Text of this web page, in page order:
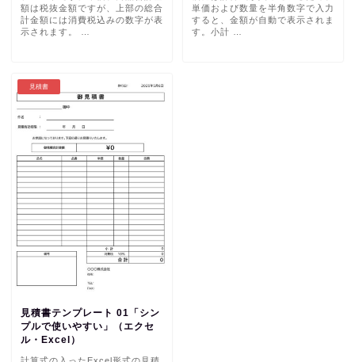
額は税抜金額ですが、上部の総合
計金額には消費税込みの数字が表
示されます。 …
単価および数量を半角数字で入力
すると、金額が自動で表示されま
す。小計 …
見積書
見積書テンプレート 01「シン
プルで使いやすい」（エクセ
ル・Excel）